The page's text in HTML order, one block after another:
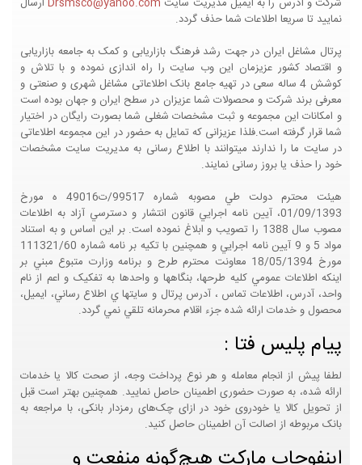
نمایید تا سریعا اطلاعات شما حذف گردد.
پرتال مشاغل ایران در جهت رشد فرهنگ بازاریابی و کمک به جامعه بازاریابی
و اقتصاد کشور عزیزمان این وب سایت را راه اندازی نموده و با تلاش و
کوشش 4 ساله سعی در تهیه جامع بانک اطلاعاتی مشاغل شهری و صنعتی و
معرفی برند شرکت و محصولات شما عزیزان در سطح ایران و جهان بوده است
و امکانات این مجموعه و ثبت مشخصات شغلی شما بصورت رایگان در اختیار
شما قرار گرفته است.فلذا عزیزانی که تمایل به حضور در این مجموعه اطلاعاتی
در سایت ما را ندارند میتوانند با اطلاع رسانی به مدیریت سایت مشخصات
خود را حذف یا بروز رسانی نمایند.
هيئت محترم دولت طي مصوبه شماره 99517/ت49016 ه مورخ
01/09/1393، آيين نامه اجرايي قانون انتشار و دسترسي آزاد به اطلاعات
مصوب سال 1388 را تصويب و ابلاغ نموده است. بر اين اساس و به استناد
مواد 5 و 9 آيين نامه اجرايي و همچنين با تکيه بر نامه شماره 111321/60
مورخ 18/05/1394 معاونت محترم طرح و برنامه وزارت متبوع مبني بر
اينکه اطلاعات عمومي کليه طرحها، بنگاهها و واحدها به تفکيک و اعم از نام
واحد، آدرس، اطلاعات تماس ، آدرس پرتال و سايتها ي اطلاع رساني، ايميل،
محصول و خدمات ارائه شده جزء اقلام محرمانه تلقي نمي گردد.
پیام پلیس فتا :
لطفا پیش از انجام معامله و هر نوع پرداخت وجه، از صحت کالا یا خدمات
ارائه شده، به صورت حضوری اطمینان حاصل نمایید. همچنین بهتر است قبل
از تحویل کالا یا خودروی خود در ازای چک‌های رمزدار بانکی، با مراجعه به
بانک مربوطه از اصالت آن اطمینان حاصل کنید.